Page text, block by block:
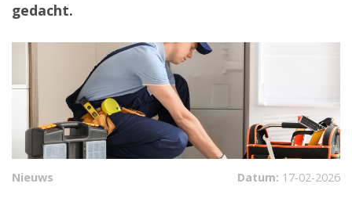
gedacht.
Nieuws Datum: 17-02-2026